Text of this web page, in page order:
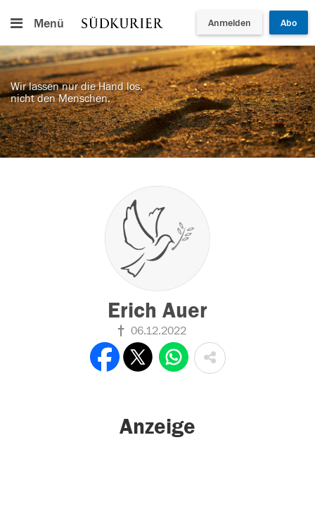
Menü Anmelden Abo
Wir lassen nur die Hand los,
nicht den Menschen.
Erich Auer
06.12.2022
Anzeige